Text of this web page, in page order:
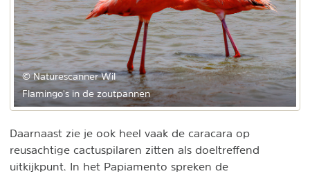
© Naturescanner Wil
Flamingo's in de zoutpannen
Daarnaast zie je ook heel vaak de caracara op
reusachtige cactuspilaren zitten als doeltreffend
uitkijkpunt. In het Papiamento spreken de